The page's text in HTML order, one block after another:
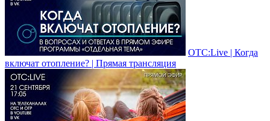
ОТС:Live | Когда
включат отопление? | Прямая трансляция